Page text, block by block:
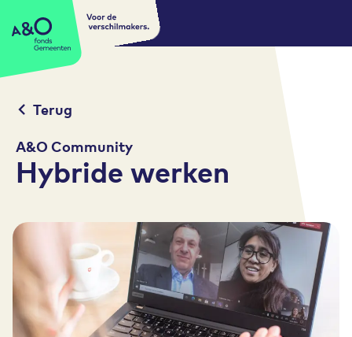
A&O fonds Gemeenten
Voor de
verschilmakers.
Terug
A&O Community
Hybride werken